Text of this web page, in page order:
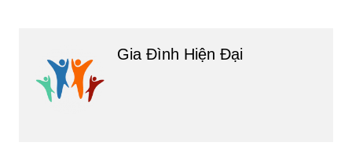
Gia Đình Hiện Đại